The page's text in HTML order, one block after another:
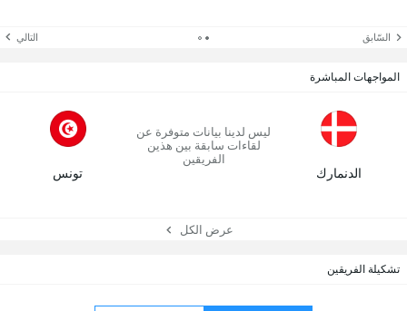
تشكيلة الفريقين
السّابق التالي
المواجهات المباشرة
الدنمارك
ليس لدينا بيانات متوفرة عن
لقاءات سابقة بين هذين
الفريقين
تونس
عرض الكل